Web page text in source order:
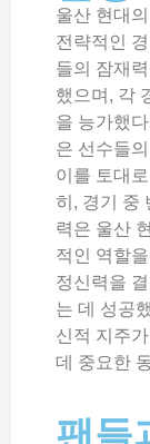
울산 현대
전략적인
들의 잠재
했으며, 각
을 능가했
은 선수들
이를 토대
히, 경기 중
력은 울산
적인 역할
정신력을
는 데 성공
신적 지주
데 중요한
팬들